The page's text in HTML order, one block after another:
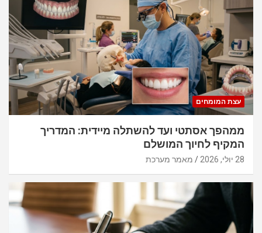
עצת המומחים
ממהפך אסתטי ועד להשתלה מיידית: המדריך
המקיף לחיוך המושלם
28 יולי, 2026 מאמר מערכת